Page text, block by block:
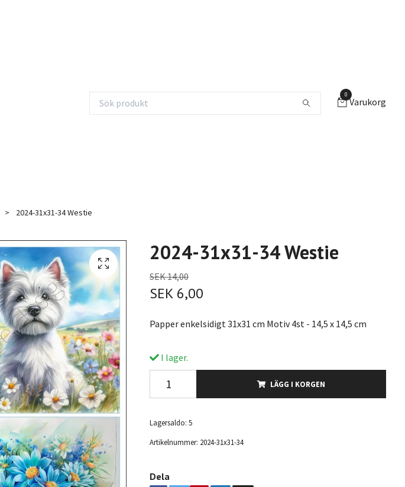
0
Varukorg
2024-31x31-34 Westie
2024-31x31-34 Westie
SEK 14,00
SEK 6,00
Papper enkelsidigt 31x31 cm Motiv 4st - 14,5 x 14,5 cm
I lager.
LÄGG I KORGEN
Lagersaldo: 5
Artikelnummer: 2024-31x31-34
Dela